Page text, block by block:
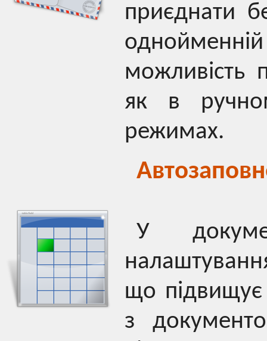
приєднати
можливість
як в
режимах.
У
що підвищує
з